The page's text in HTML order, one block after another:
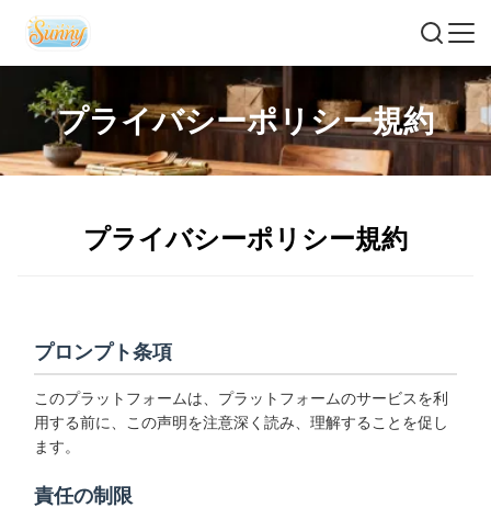
プライバシーポリシー規約
プライバシーポリシー規約
プロンプト条項
このプラットフォームは、プラットフォームのサービスを利
用する前に、この声明を注意深く読み、理解することを促し
ます。
責任の制限